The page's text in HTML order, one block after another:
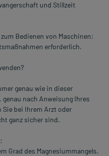
und Stillzeit
Bedienen von Maschinen:
erforderlich.
genau wie in dieser
genau nach Anweisung Ihres
Sie bei Ihrem Arzt oder
ganz sicher sind.
Grad des Magnesiummangels.